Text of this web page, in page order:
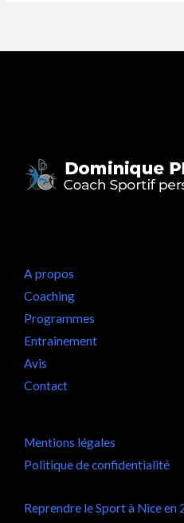
A propos
Coaching
Programmes
Entrainement
Avis
Contact
Mentions légales
Politique de confidentialité
Reprendre le Sport à Nice en